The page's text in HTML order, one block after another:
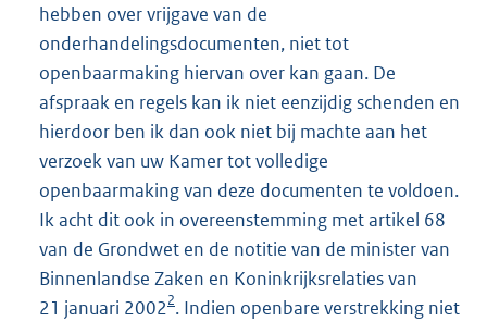
hebben over vrijgave van de
onderhandelingsdocumenten, niet tot
openbaarmaking hiervan over kan gaan. De
afspraak en regels kan ik niet eenzijdig schenden en
hierdoor ben ik dan ook niet bij machte aan het
verzoek van uw Kamer tot volledige
openbaarmaking van deze documenten te voldoen.
Ik acht dit ook in overeenstemming met artikel 68
van de Grondwet en de notitie van de minister van
Binnenlandse Zaken en Koninkrijksrelaties van
21 januari 20022. Indien openbare verstrekking niet